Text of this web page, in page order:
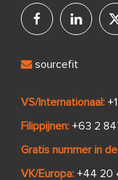
sourcefit
VS/Internationaal:
Filippijnen: +63 2
Gratis nummer in
VK/Europa: +44 20